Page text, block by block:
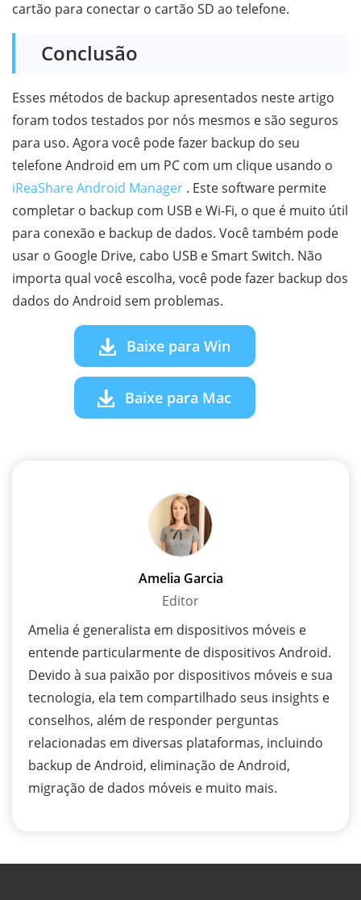
cartão para conectar o cartão SD ao telefone.
Conclusão
Esses métodos de backup apresentados neste artigo
foram todos testados por nós mesmos e são seguros
para uso. Agora você pode fazer backup do seu
telefone Android em um PC com um clique usando o
iReaShare Android Manager . Este software permite
completar o backup com USB e Wi-Fi, o que é muito útil
para conexão e backup de dados. Você também pode
usar o Google Drive, cabo USB e Smart Switch. Não
importa qual você escolha, você pode fazer backup dos
dados do Android sem problemas.
Baixe para Win
Baixe para Mac
Amelia Garcia
Editor
Amelia é generalista em dispositivos móveis e
entende particularmente de dispositivos Android.
Devido à sua paixão por dispositivos móveis e sua
tecnologia, ela tem compartilhado seus insights e
conselhos, além de responder perguntas
relacionadas em diversas plataformas, incluindo
backup de Android, eliminação de Android,
migração de dados móveis e muito mais.